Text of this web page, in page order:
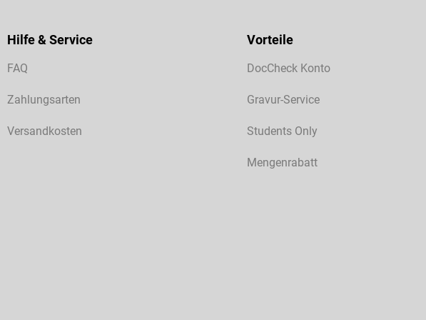
Hilfe & Service
FAQ
Zahlungsarten
Versandkosten
Vorteile
DocCheck Konto
Gravur-Service
Students Only
Mengenrabatt